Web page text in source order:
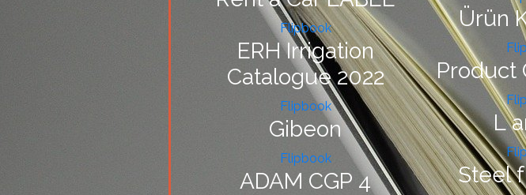
Flipbook
ERH Irrigation
Catalogue 2022
Flipbook
Gibeon
Flipbook
ADAM CGP 4
Ürün
Product
L
Steel